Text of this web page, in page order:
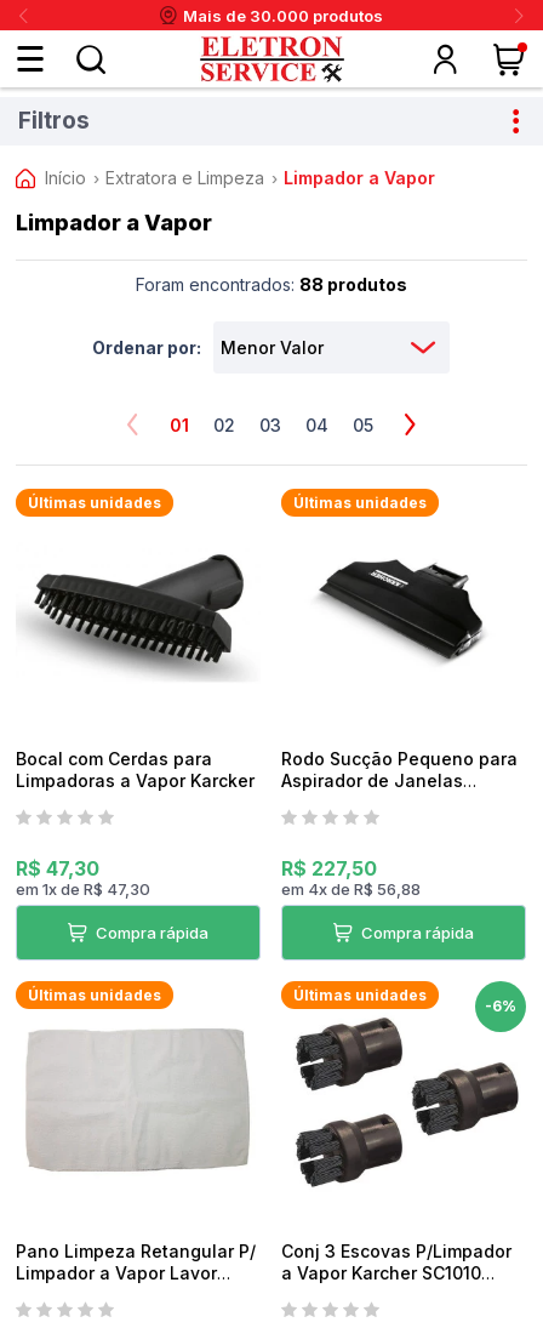
Mais de 30.000 produtos
pedidos
Início › Extratora e Limpeza › Limpador a Vapor
Filtros
Limpador a Vapor
Foram encontrados: 88 produtos
Ordenar por:
01 02 03 04 05
Últimas unidades
Bocal com Cerdas para
Limpadoras a Vapor Karcker
R$ 47,30
em1xdeR$ 47,30
Compra rápida
Últimas unidades
Rodo Sucção Pequeno para
Aspirador de Janelas
R$ 227,50
em 4xdeR$ 56,88
Compra rápida
Últimas unidades
Pano Limpeza Retangular P/
Limpador a Vapor Lavor
-6%
Últimas unidades
Conj 3 Escovas P/Limpador
a Vapor Karcher SC1010